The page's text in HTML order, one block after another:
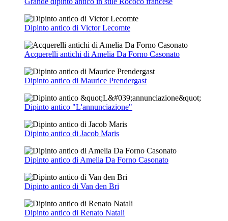
Dipinto antico di Victor Lecomte
Acquerelli antichi di Amelia Da Forno Casonato
Dipinto antico di Maurice Prendergast
Dipinto antico "L'annunciazione"
Dipinto antico di Jacob Maris
Dipinto antico di Amelia Da Forno Casonato
Dipinto antico di Van den Bri
Dipinto antico di Renato Natali